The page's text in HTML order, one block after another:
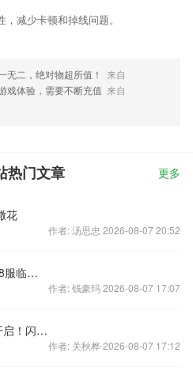
减少卡顿和掉线问题。
无二，绝对物超所值！
来自
戏体验，需要不断充值 来自
热门文章 更多
花
作者: 汤思忠 2026-08-07 20:52
《剑魂之刃》8月4日剑魂1服58服临时维护&补偿公告
作者: 钱豪玛 2026-08-07 17:07
《暗黑战神》“光芒耀世”火爆开启！闪耀全场！
作者: 关秋桦 2026-08-07 17:12